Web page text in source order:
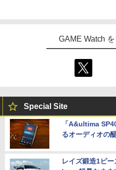
GAME Watch
Special Site
「A&ultima
るオーディオの
レイズ鍛造1ピ